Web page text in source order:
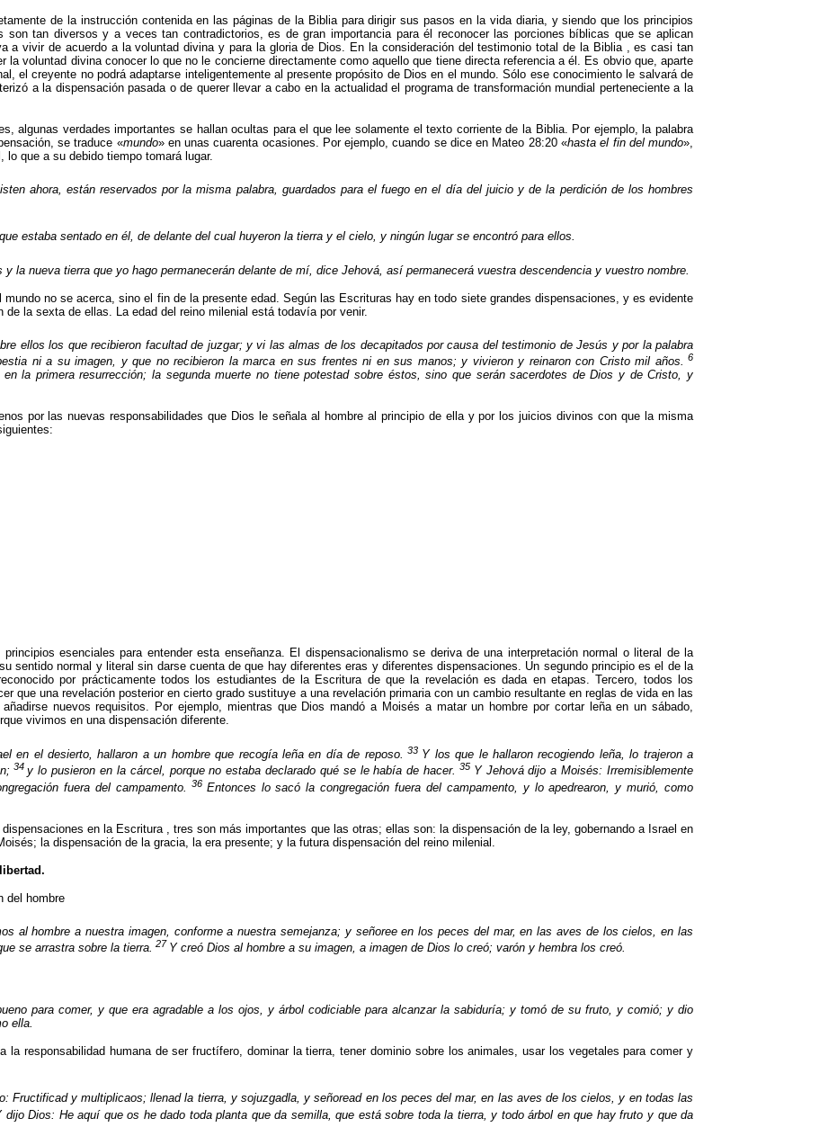
de la instrucción contenida en las páginas de la Bibliapara dirigir sus pasos en la vida diaria, y siendo que los principios
son tan diversos y a veces tan contradictorios, es de gran importancia para él reconocer las porciones bíblicas que se aplican
a vivir de acuerdo a la voluntad divina y para la gloria de Dios. En la consideración del testimonio total de la Biblia, es casi tan
la voluntad divina conocer lo que no le concierne directamente como aquello que tiene directa referencia a él. Es obvio que, aparte
el creyente no podrá adaptarse inteligentemente al presente propósito de Dios en el mundo. Sólo ese conocimiento le salvará de
a la dispensación pasada o de querer llevar a cabo en la actualidad el programa de transformación mundial perteneciente a la
algunas verdades importantes se hallan ocultas para el que lee solamente el texto corriente dela Biblia. Porejemplo, la palabra
se traduce «mundo» en unas cuarenta ocasiones. Por ejemplo, cuando se dice en Mateo 28:20 «hasta el fin del mundo»,
que a su debido tiempo tomará lugar.
ahora, están reservados por la misma palabra, guardados para el fuego en el día del juicio y de la perdición de los hombres
estaba sentado en él, de delante del cual huyeron la tierra y el cielo, y ningún lugar se encontró para ellos.
la nueva tierra que yo hago permanecerán delante de mí, dice Jehová, así permanecerá vuestra descendencia y vuestro nombre.
no se acerca, sino el fin de la presente edad. Según las Escrituras hay en todo siete grandes dispensaciones, y es evidente
la sexta de ellas. La edad del reino milenial está todavía por venir.
ellos los que recibieron facultad de juzgar; y vi las almas de los decapitados por causa del testimonio de Jesús y por la palabra
ni a su imagen, y que no recibieron la marca en sus frentes ni en sus manos; y vivieron y reinaron con Cristo mil años. 6
la primera resurrección; la segunda muerte no tiene potestad sobre éstos, sino que serán sacerdotes de Dios y de Cristo, y
por las nuevas responsabilidades que Dios le señala al hombre al principio de ella y por los juicios divinos con que la misma
esenciales para entender esta enseñanza. El dispensacionalismo se deriva de una interpretación normal o literal de la
sentido normal y literal sin darse cuenta de que hay diferentes eras y diferentes dispensaciones. Un segundo principio es el de la
por prácticamente todos los estudiantes de la Escriturade que la revelación es dada en etapas. Tercero, todos los
que una revelación posterior en cierto grado sustituye a una revelación primaria con un cambio resultante en reglas de vida en las
nuevos requisitos. Por ejemplo, mientras que Dios mandó a Moisés a matar un hombre por cortar leña en un sábado,
vivimos en una dispensación diferente.
en el desierto, hallaron a un hombre que recogía leña en día de reposo. 33 Y los que le hallaron recogiendo leña, lo trajeron a
34y lo pusieron en la cárcel, porque no estaba declarado qué se le había de hacer. 35 Y Jehová dijo a Moisés: Irremisiblemente
fuera del campamento.
36 Entonces lo sacó la congregación fuera del campamento, y lo apedrearon, y murió, como
dispensaciones enla Escritura , tres son más importantes que las otras; ellas son: la dispensación de la ley, gobernando a Israel en
la dispensación de la gracia, la era presente; y la futura dispensación del reino milenial.
del hombre
al hombre a nuestra imagen, conforme a nuestra semejanza; y señoree en los peces del mar, en las aves de los cielos, en las
se arrastra sobre la tierra. 27 Y creó Dios al hombre a su imagen, a imagen de Dios lo creó; varón y hembra los creó.
para comer, y que era agradable a los ojos, y árbol codiciable para alcanzar la sabiduría; y tomó de su fruto, y comió; y dio
ella.
la responsabilidad humana de ser fructífero, dominar la tierra, tener dominio sobre los animales, usar los vegetales para comer y
Fructificad y multiplicaos; llenad la tierra, y sojuzgadla, y señoread en los peces del mar, en las aves de los cielos, y en todas las
dijo Dios: He aquí que os he dado toda planta que da semilla, que está sobre toda la tierra, y todo árbol en que hay fruto y que da